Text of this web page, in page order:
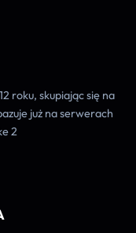
roku, skupiając się na
już na serwerach
2